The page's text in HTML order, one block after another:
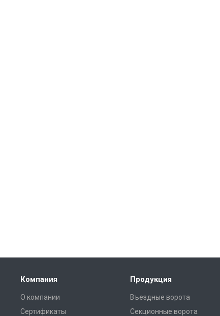
Компания
О компании
Сертификаты
Продукция
Въездные ворота
Секционные ворота